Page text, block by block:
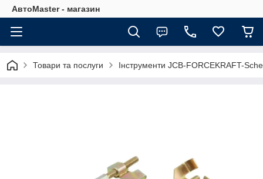
АвтоMaster - магазин
Товари та послуги Інструменти JCB-FORCEKRAFT-